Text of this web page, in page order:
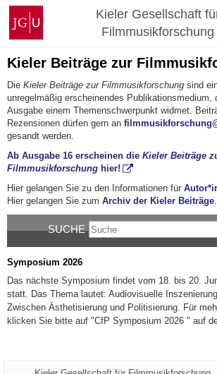
Zum
Inhalt
springen
Johannes
Gutenberg-
Universität
Mainz
Kieler Gesellschaft
Filmmusikforschung
Kieler Beiträge zur
Die Kieler Beiträge zur Filmmusikforschung sind
unregelmäßig erscheinendes Publikationsmedium,
Ausgabe einem Themenschwerpunkt widmet.
Rezensionen dürfen gern an
gesandt werden.
Ab Ausgabe 16 erscheinen die Kieler Beiträge
Filmmusikforschung hier!
Hier gelangen Sie zu den Informationen für
Hier gelangen Sie zum Archiv der Kieler Beiträge
SUCHE
Symposium 2026
Das nächste Symposium findet vom 18. bis 20.
statt. Das Thema lautet: Audiovisuelle
Zwischen Ästhetisierung und Politisierung. Für
klicken Sie bitte auf "CfP Symposium 2026 " auf
Zusätzliche